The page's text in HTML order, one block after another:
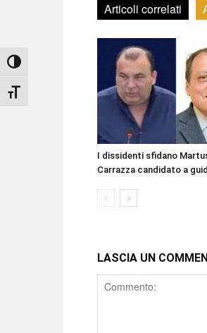
Attiva/disattiva alto contrasto
Attiva/disattiva dimensione testo
Articoli correlati
I dissidenti sfidano
Carrazza candidato a
LASCIA UN
Comment